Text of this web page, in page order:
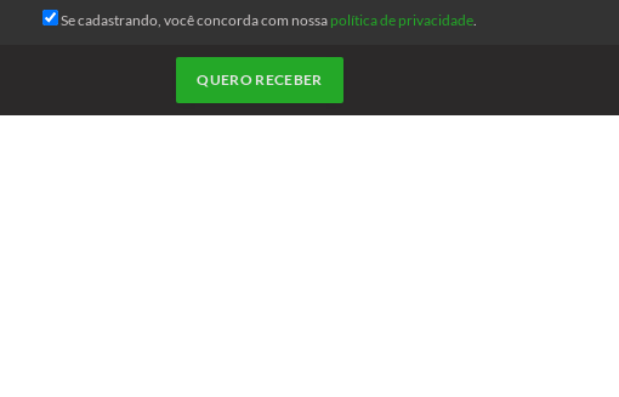
Se cadastrando, você concorda com nossa política de privacidade.
QUERO RECEBER